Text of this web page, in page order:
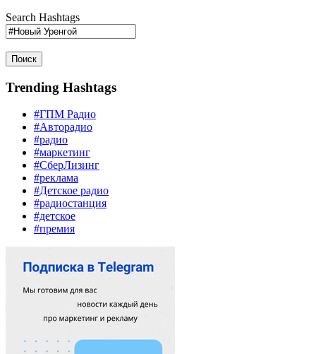
Search Hashtags
Поиск
Trending Hashtags
#ГПМ Радио
#Авторадио
#радио
#маркетинг
#СберЛизинг
#реклама
#Детское радио
#радиостанция
#детское
#премия